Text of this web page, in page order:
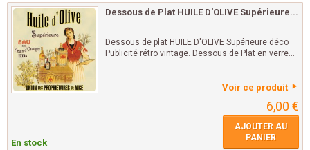
Dessous de Plat HUILE D'OLIVE Supérieure...
Dessous de plat HUILE D'OLIVE Supérieure déco
Publicité rétro vintage. Dessous de Plat en verre...
Voir ce produit
6,00 €
En stock
AJOUTER AU
PANIER